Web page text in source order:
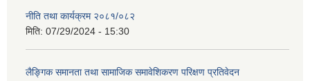
नीति तथा कार्यक्रम २०८१/०८२
मिति: 07/29/2024 - 15:30
लैङ्गिक समानता तथा सामाजिक समावेशिकरण परिक्षण प्रतिवेदन